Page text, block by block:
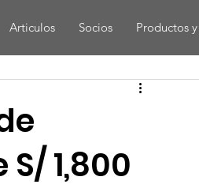
Articulos Socios Productos
1,800